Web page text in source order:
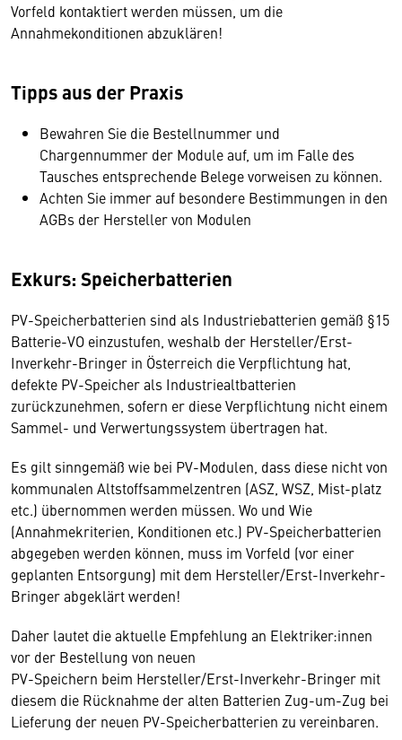
Vorfeld kontaktiert werden müssen, um die
Annahmekonditionen abzuklären!
Tipps aus der Praxis
Bewahren Sie die Bestellnummer und
Chargennummer der Module auf, um im Falle des
Tausches entsprechende Belege vorweisen zu können.
Achten Sie immer auf besondere Bestimmungen in den
AGBs der Hersteller von Modulen
Exkurs: Speicherbatterien
PV-Speicherbatterien sind als Industriebatterien gemäß §15
Batterie-VO einzustufen, weshalb der Hersteller/Erst-
Inverkehr-Bringer in Österreich die Verpflichtung hat,
defekte PV-Speicher als Industriealtbatterien
zurückzunehmen, sofern er diese Verpflichtung nicht einem
Sammel- und Verwertungssystem übertragen hat.
Es gilt sinngemäß wie bei PV-Modulen, dass diese nicht von
kommunalen Altstoffsammelzentren (ASZ, WSZ, Mist-platz
etc.) übernommen werden müssen. Wo und Wie
(Annahmekriterien, Konditionen etc.) PV-Speicherbatterien
abgegeben werden können, muss im Vorfeld (vor einer
geplanten Entsorgung) mit dem Hersteller/Erst-Inverkehr-
Bringer abgeklärt werden!
Daher lautet die aktuelle Empfehlung an Elektriker:innen
vor der Bestellung von neuen
PV-Speichern beim Hersteller/Erst-Inverkehr-Bringer mit
diesem die Rücknahme der alten Batterien Zug-um-Zug bei
Lieferung der neuen PV-Speicherbatterien zu vereinbaren.